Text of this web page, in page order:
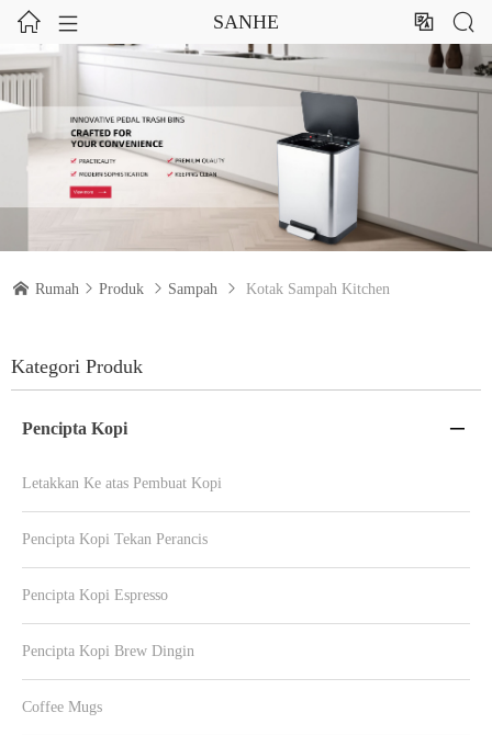
  SANHE  
 Rumah  Produk  Sampah  Kotak Sampah Kitchen
Kategori Produk
Pencipta Kopi 
Letakkan Ke atas Pembuat Kopi
Pencipta Kopi Tekan Perancis
Pencipta Kopi Espresso
Pencipta Kopi Brew Dingin
Coffee Mugs